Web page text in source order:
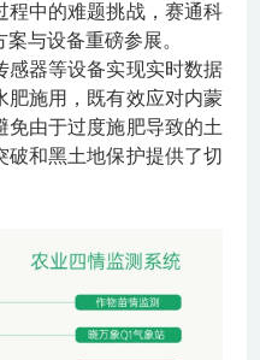
程中的难题挑战，赛通科
与设备重磅参展。
感器等设备实现实时数据
肥施用 ，既有效应对内蒙
免由于过度施肥导致的土
和黑土地保护提供了切